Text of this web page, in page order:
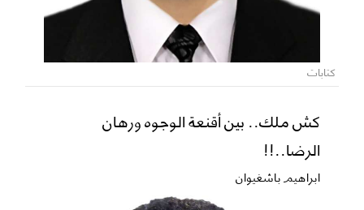
كتابات
كش ملك.. بين أقنعة الوجوه ورهان
الرضا..!!
ابراهيم باشغيوان